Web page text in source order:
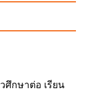
ศึกษาต่อ เรียน